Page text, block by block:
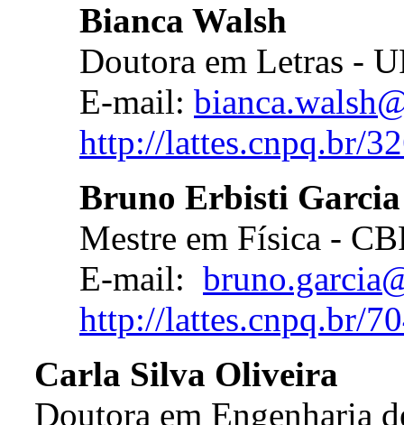
Bianca Walsh
Doutora em Letras -
E-mail:
http://lattes.cnpq.br/
Bruno Erbisti Garcia
Mestre em Física -
E-mail:
http://lattes.cnpq.br/
Carla Silva Oliveira
Doutora em Engenharia